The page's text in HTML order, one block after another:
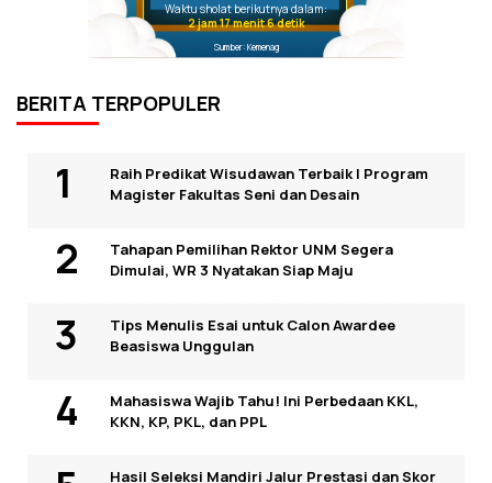
Waktu sholat berikutnya dalam:
2 jam 17 menit 5 detik
Sumber: Kemenag
BERITA TERPOPULER
Raih Predikat Wisudawan Terbaik I Program
Magister Fakultas Seni dan Desain
Tahapan Pemilihan Rektor UNM Segera
Dimulai, WR 3 Nyatakan Siap Maju
Tips Menulis Esai untuk Calon Awardee
Beasiswa Unggulan
Mahasiswa Wajib Tahu! Ini Perbedaan KKL,
KKN, KP, PKL, dan PPL
Hasil Seleksi Mandiri Jalur Prestasi dan Skor